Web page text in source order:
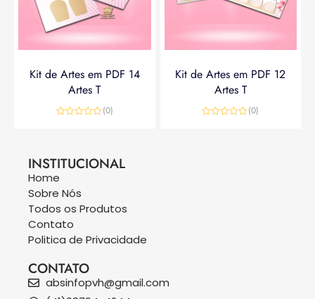
Kit de Artes em PDF 14
Artes T
(0)
Kit de Artes em PDF 12
Artes T
(0)
INSTITUCIONAL
Home
Sobre Nós
Todos os Produtos
Contato
Politica de Privacidade
CONTATO
absinfopvh@gmail.com